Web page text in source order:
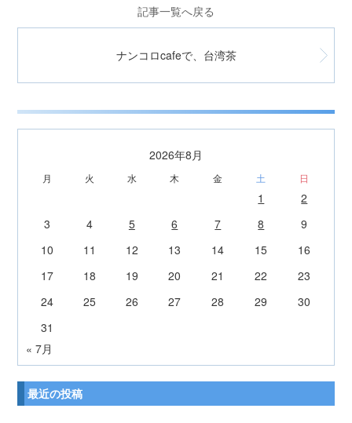
記事一覧へ戻る
ナンコロcafeで、台湾茶
2026年8月
月 火 水 木 金 土 日
1
2
3
4 5 6 7 8
9
10
11 12 13 14 15
16
17
18 19 20 21 22
23
24
25 26 27 28 29
30
31
« 7月
最近の投稿